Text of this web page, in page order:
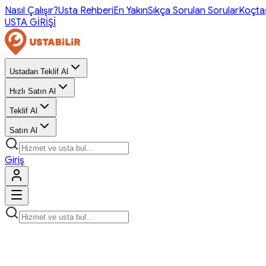
Nasıl Çalışır?Usta RehberiEn YakınSıkça Sorulan Sorular
USTA GİRİŞİ
Ustadan Teklif Al
Hızlı Satın Al
Teklif Al
Satın Al
Giriş